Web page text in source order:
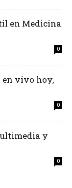
en Medicina
0
en vivo hoy,
0
y
0